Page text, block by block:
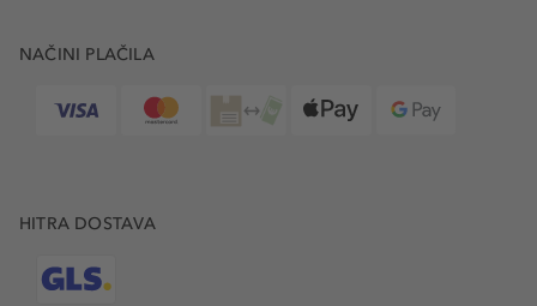
NAČINI PLAČILA
HITRA DOSTAVA